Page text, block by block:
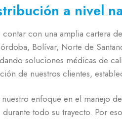
a nivel
con una amplia cartera
Bolívar, Norte de
soluciones médicas de
de nuestros clientes,
nuestro enfoque en el
todo su trayecto. Por